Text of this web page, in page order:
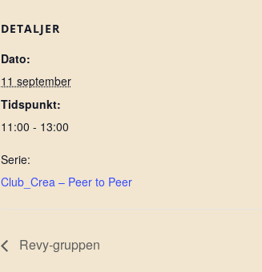
DETALJER
Dato:
11 september
Tidspunkt:
11:00 - 13:00
Serie:
Club_Crea – Peer to Peer
Revy-gruppen